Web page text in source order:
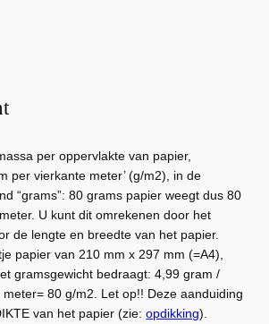
per oppervlakte van papier,
per vierkante meter’ (g/m2), in de
“grams”: 80 grams papier weegt dus 80
U kunt dit omrekenen door het
de lengte en breedte van het papier.
papier van 210 mm x 297 mm (=A4),
gramsgewicht bedraagt: 4,99 gram /
80 g/m2. Let op!! Deze aanduiding
van het papier (zie:opdikking).